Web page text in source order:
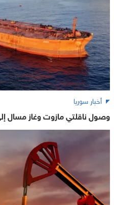
أخبار سوريا
وصول ناقلتي مازوت وغاز مسال